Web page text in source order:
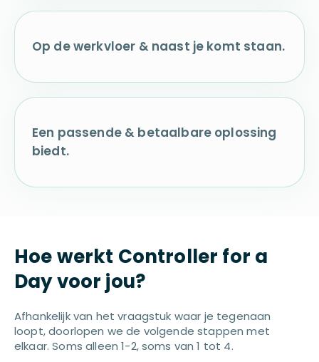
Op de werkvloer & naast je komt staan.
Een passende & betaalbare oplossing
biedt.
Hoe werkt Controller for a
Day voor jou?
Afhankelijk van het vraagstuk waar je tegenaan
loopt, doorlopen we de volgende stappen met
elkaar. Soms alleen 1-2, soms van 1 tot 4.